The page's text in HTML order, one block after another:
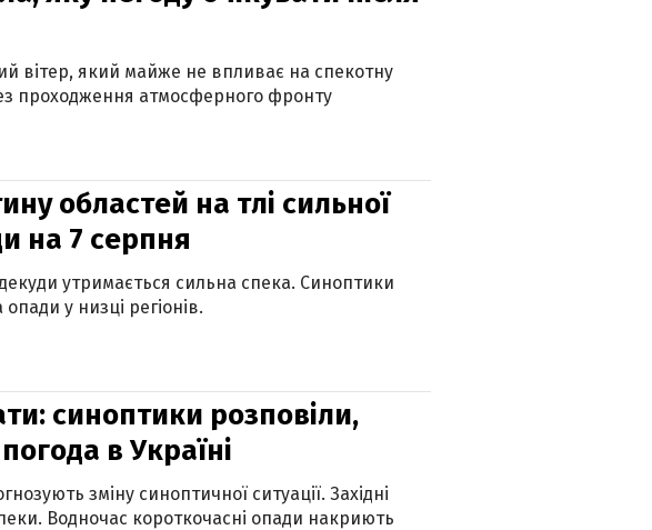
вітер, який майже не впливає на спекотну
проходження атмосферного фронту
областей на тлі сильної
на 7 серпня
утримається сильна спека. Синоптики
у низці регіонів.
синоптики розповіли,
в Україні
зміну синоптичної ситуації. Західні
Водночас короткочасні опади накриють